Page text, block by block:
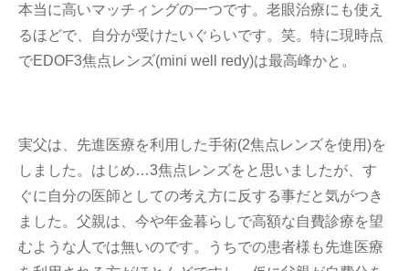
本当に高いマッチィングの一つです。老眼治療にも使え
るほどで、自分が受けたいぐらいです。笑。特に現時点
でEDOF3焦点レンズ(mini well redy)は最高峰かと。
実父は、先進医療を利用した手術(2焦点レンズを使用)を
しました。はじめ…3焦点レンズをと思いましたが、す
ぐに自分の医師としての考え方に反する事だと気がつき
ました。父親は、今や年金暮らしで高額な自費診療を望
むような人では無いのです。うちでの患者様も先進医療